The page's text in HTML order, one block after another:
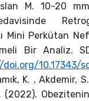
M. 10-20
Mini Perkütan
Bir Analiz.
10.17343/
K. , Akdemir,
(2022).